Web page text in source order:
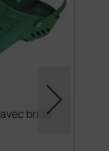
bride -